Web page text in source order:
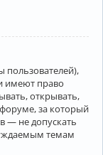
пользователей),
имеют право
открывать,
за который
— не допускать
темам